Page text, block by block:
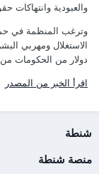
والعبودية وانتهاكات
وترغب المنظمة في
دولار من الحكومات من
اقرأ الخبر من المصدر
شنطة
منصة شنطة